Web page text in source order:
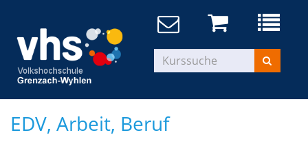
EDV, Arbeit, Beruf